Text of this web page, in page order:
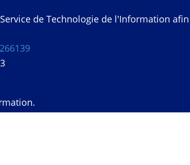
de Technologie de l'Information